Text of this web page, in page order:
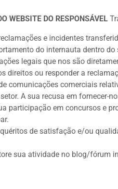
WEBSITE DO RESPONSÁVEL
e incidentes
do internauta dentro
legais que nos são
direitos ou responder a
comunicações comerciais
A sua recusa em fornecer-
participação em concursos e
de satisfação e/ou
sua atividade no blog/fórum